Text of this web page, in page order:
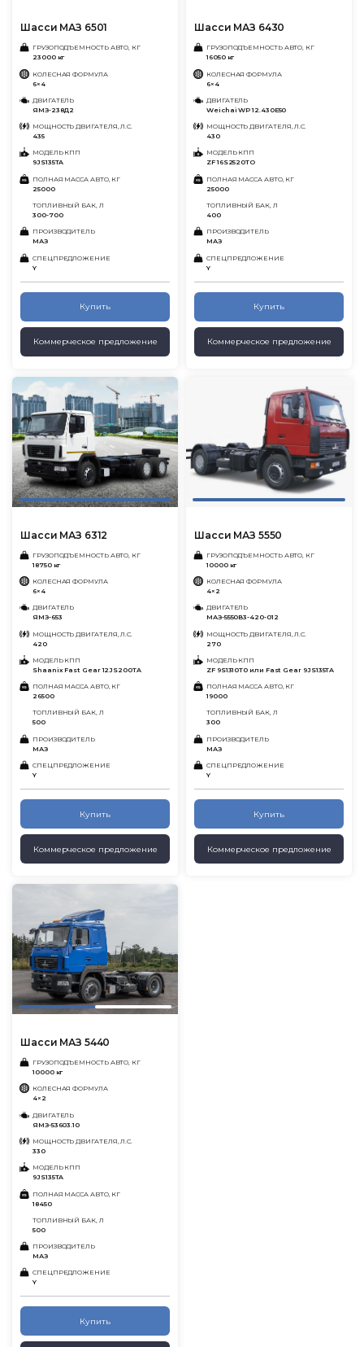
Шасси МАЗ 6501
ГРУЗОПОДЪЕМНОСТЬ АВТО, КГ
23000 кг
КОЛЕСНАЯ ФОРМУЛА
6×4
ДВИГАТЕЛЬ
ЯМЗ-238Д2
МОЩНОСТЬ ДВИГАТЕЛЯ, Л.С.
435
МОДЕЛЬ КПП
9JS135TA
ПОЛНАЯ МАССА АВТО, КГ
25000
ТОПЛИВНЫЙ БАК, Л
300-700
ПРОИЗВОДИТЕЛЬ
МАЗ
СПЕЦПРЕДЛОЖЕНИЕ
Y
Купить
Коммерческое предложение
Шасси МАЗ 6430
ГРУЗОПОДЪЕМНОСТЬ АВТО, КГ
16050 кг
КОЛЕСНАЯ ФОРМУЛА
6×4
ДВИГАТЕЛЬ
Weichai WP 12.430E50
МОЩНОСТЬ ДВИГАТЕЛЯ, Л.С.
430
МОДЕЛЬ КПП
ZF 16S2520TO
ПОЛНАЯ МАССА АВТО, КГ
25000
ТОПЛИВНЫЙ БАК, Л
400
ПРОИЗВОДИТЕЛЬ
МАЗ
СПЕЦПРЕДЛОЖЕНИЕ
Y
Купить
Коммерческое предложение
Шасси МАЗ 6312
ГРУЗОПОДЪЕМНОСТЬ АВТО, КГ
18750 кг
КОЛЕСНАЯ ФОРМУЛА
6×4
ДВИГАТЕЛЬ
ЯМЗ-653
МОЩНОСТЬ ДВИГАТЕЛЯ, Л.С.
420
МОДЕЛЬ КПП
Shaanix Fast Gear 12JS200TA
ПОЛНАЯ МАССА АВТО, КГ
26500
ТОПЛИВНЫЙ БАК, Л
500
ПРОИЗВОДИТЕЛЬ
МАЗ
СПЕЦПРЕДЛОЖЕНИЕ
Y
Купить
Коммерческое предложение
Шасси МАЗ 5550
ГРУЗОПОДЪЕМНОСТЬ АВТО, КГ
10000 кг
КОЛЕСНАЯ ФОРМУЛА
4×2
ДВИГАТЕЛЬ
МАЗ-5550В3-420-012
МОЩНОСТЬ ДВИГАТЕЛЯ, Л.С.
270
МОДЕЛЬ КПП
ZF 9S1310T0 или Fast Gear 9JS135TA
ПОЛНАЯ МАССА АВТО, КГ
19000
ТОПЛИВНЫЙ БАК, Л
300
ПРОИЗВОДИТЕЛЬ
МАЗ
СПЕЦПРЕДЛОЖЕНИЕ
Y
Купить
Коммерческое предложение
Шасси МАЗ 5440
ГРУЗОПОДЪЕМНОСТЬ АВТО, КГ
10000 кг
КОЛЕСНАЯ ФОРМУЛА
4×2
ДВИГАТЕЛЬ
ЯМЗ-53603.10
МОЩНОСТЬ ДВИГАТЕЛЯ, Л.С.
330
МОДЕЛЬ КПП
9JS135TA
ПОЛНАЯ МАССА АВТО, КГ
18450
ТОПЛИВНЫЙ БАК, Л
500
ПРОИЗВОДИТЕЛЬ
МАЗ
СПЕЦПРЕДЛОЖЕНИЕ
Y
Купить